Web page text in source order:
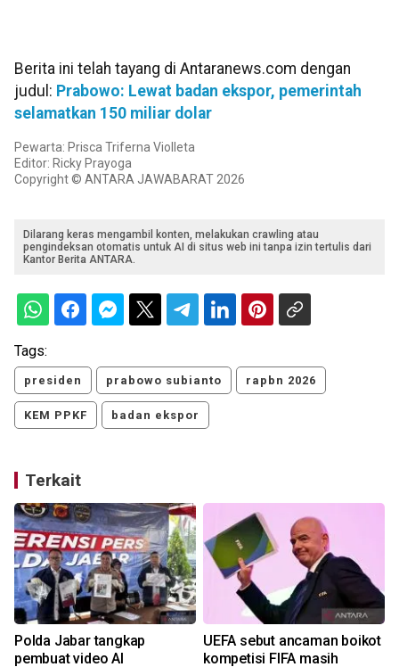
Berita ini telah tayang di Antaranews.com dengan
judul: Prabowo: Lewat badan ekspor, pemerintah
selamatkan 150 miliar dolar
Pewarta: Prisca Triferna Violleta
Editor: Ricky Prayoga
Copyright © ANTARA JAWABARAT 2026
Dilarang keras mengambil konten, melakukan crawling atau
pengindeksan otomatis untuk AI di situs web ini tanpa izin tertulis dari
Kantor Berita ANTARA.
Tags:
presiden prabowo subianto rapbn 2026
KEM PPKF badan ekspor
Terkait
Polda Jabar tangkap
pembuat video AI
UEFA sebut ancaman boikot
kompetisi FIFA masih